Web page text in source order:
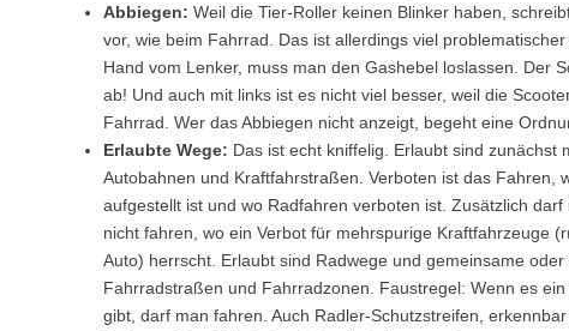
Abbiegen: Weil die Tier-Roller keinen Blinker haben,
vor, wie beim Fahrrad. Das ist allerdings viel
Hand vom Lenker, muss man den Gashebel loslassen. Der
ab! Und auch mit links ist es nicht viel besser, weil die
Fahrrad. Wer das Abbiegen nicht anzeigt, begeht eine
Erlaubte Wege: Das ist echt kniffelig. Erlaubt sind zunächst
Autobahnen und Kraftfahrstraßen. Verboten ist das Fahren,
aufgestellt ist und wo Radfahren verboten ist. Zusätzlich
nicht fahren, wo ein Verbot für mehrspurige Kraftfahrzeuge
Auto) herrscht. Erlaubt sind Radwege und gemeinsame
Fahrradstraßen und Fahrradzonen. Faustregel: Wenn es
gibt, darf man fahren. Auch Radler-Schutzstreifen,